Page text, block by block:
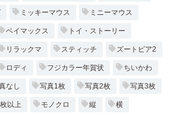
ミッキーマウス ミニーマウス
ベイマックス トイ・ストーリー
リラックマ スティッチ ズートピア2
ロディ フジカラー年賀状 ちいかわ
なし 写真1枚 写真2枚 写真3枚
以上 モノクロ 縦 横